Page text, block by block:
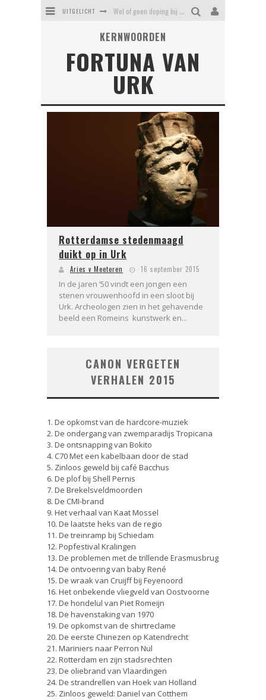
UITGELICHT Wel of geen doping bij Feyenoord?
Kaat Mossel - heldin of helleveeg
Stadsrechten van Rotterdam - driemaal recht is scheepsrecht
Tropicana: het verloederde zwemparadijs van Rotterdam
KERNWOORDEN
FORTUNA VAN
URK
Rotterdamse stedenmaagd
duikt op in Urk
Aries v Meeteren 16 september 2015
In de jaren ’50 vindt een jongen een
stenen vrouwenhoofd in een sloot bij
Urk. Archeologen zien in het gehavende
beeld een Romeins kunstwerk en...
CANON VERGETEN
VERHALEN 2015
1. De opkomst van de hardcore-muziek
2. De ondergang van zwemparadijs Tropicana
3. De ontsnapping van Bokito
4. C70 Met een kabelbaan door de stad
5. Zinloos geweld bij café Bacchus
6. De plof bij Shell Pernis
7. De Brekelsveldmoorden
8. De CMI-brand
9. Het verhaal van Kaat Mossel
10. De laatste heks van de regio
11. De treinramp bij Schiedam
12. Popfestival Kralingen
13. De problemen met de trillende Erasmusbrug
14. De ontvoering van baby René
15. De wraak van Cruijff bij Feyenoord
16. Het onbekende vliegveld van Oostvoorne
17. De hondelul van Piet Romeijn
18. De havenstaking van 1970
19. De opkomst van de shirtreclame
20. De eerste Chinezen op Katendrecht
21. Mariniers naar Perron Nul
22. Rotterdam en zijn stadsrechten
23. De oliebrand van Vlaardingen
24. De strandrellen van Hoek van Holland
25. Zinloos geweld: Daniel van Cotthem